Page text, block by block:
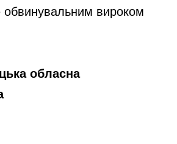
обвинувальним вироком
обласна